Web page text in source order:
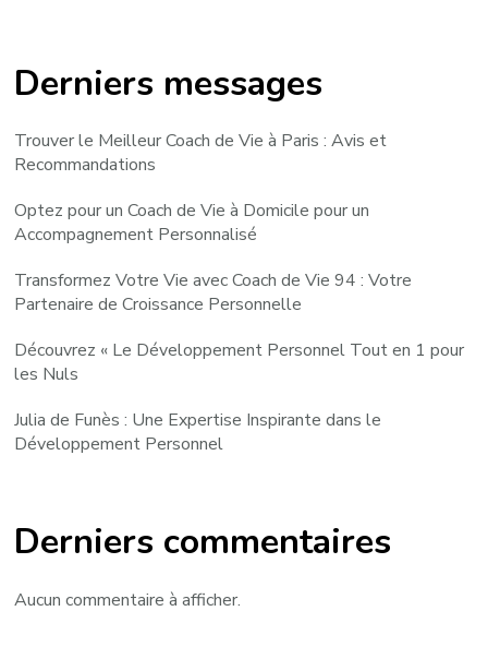
Derniers messages
Trouver le Meilleur Coach de Vie à Paris : Avis et
Recommandations
Optez pour un Coach de Vie à Domicile pour un
Accompagnement Personnalisé
Transformez Votre Vie avec Coach de Vie 94 : Votre
Partenaire de Croissance Personnelle
Découvrez « Le Développement Personnel Tout en 1 pour
les Nuls
Julia de Funès : Une Expertise Inspirante dans le
Développement Personnel
Derniers commentaires
Aucun commentaire à afficher.